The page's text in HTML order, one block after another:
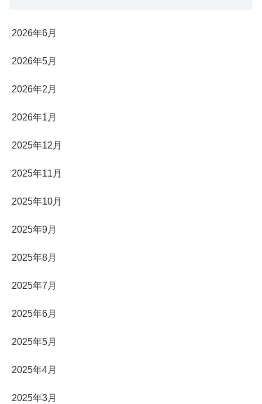
2026年6月
2026年5月
2026年2月
2026年1月
2025年12月
2025年11月
2025年10月
2025年9月
2025年8月
2025年7月
2025年6月
2025年5月
2025年4月
2025年3月